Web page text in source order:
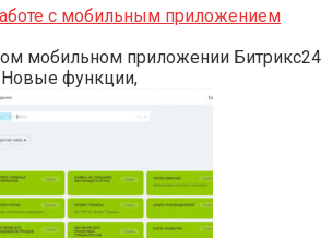
с мобильным приложением
мобильном приложении Битрикс24
Новые функции,